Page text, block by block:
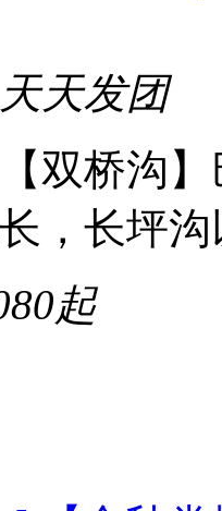
天天发团
双桥沟
，长坪
起